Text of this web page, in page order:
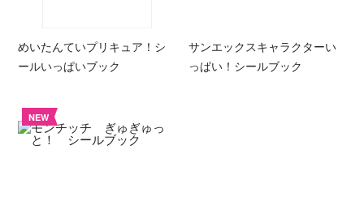
めいたんていプリキュア！シ
ールいっぱいブック
サンエックスキャラクターい
っぱい！シールブック
NEW